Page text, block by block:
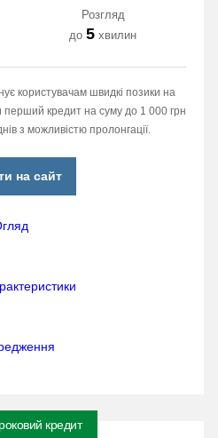
Розгляд
до 5 хвилин
користувачам швидкі позики на
кредит на суму до 1 000 грн
з можливістю пролонгації.
на сайт
кредит